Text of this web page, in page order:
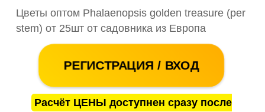
Цветы оптом Phalaenopsis golden treasure (per
stem) от 25шт от садовника из Европа
РЕГИСТРАЦИЯ / ВХОД
Расчёт ЦЕНЫ доступнен сразу после